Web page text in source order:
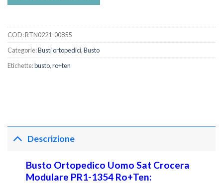
COD:RTN0221-00855
Categorie:Busti ortopedici,Busto
Etichette:busto,ro+ten
Descrizione
Busto Ortopedico Uomo Sat Crocera
Modulare PR1-1354 Ro+Ten: